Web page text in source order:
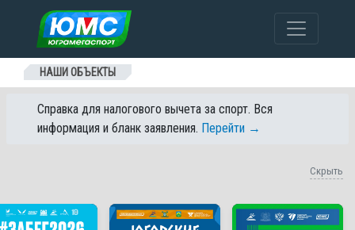
Перейти к содержанию
НАШИ ОБЪЕКТЫ
Справка для налогового вычета за спорт. Вся
информация и бланк заявления. Перейти →
Скрыть